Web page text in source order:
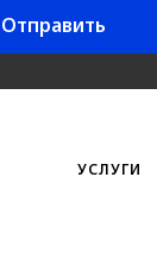
Отправить
УСЛУГИ